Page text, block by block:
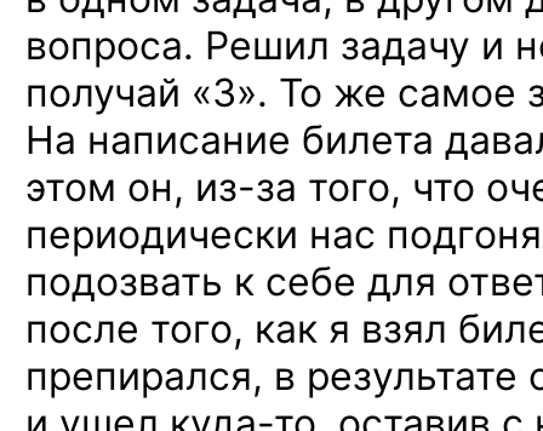
вопроса. Решил задачу и
получай «3». То же самое
На написание билета
этом он, из-за того, что
периодически нас
подозвать к себе для
после того, как я взял
препирался, в результате